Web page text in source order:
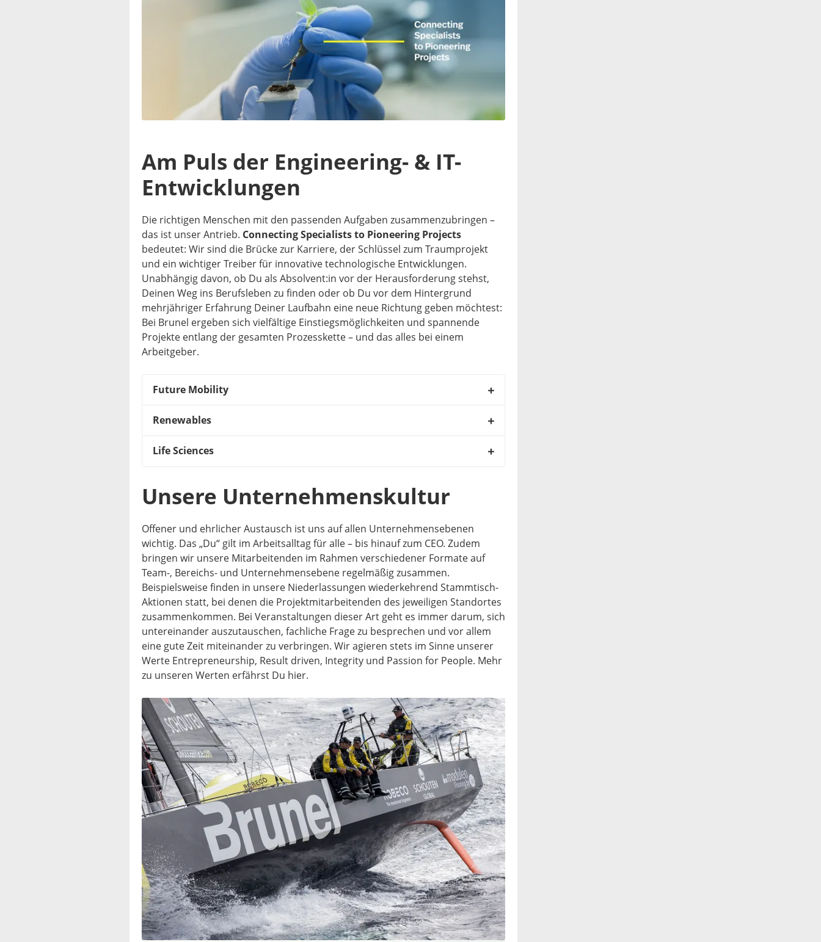
Am Puls der Engineering- & IT-
Entwicklungen
Die richtigen Menschen mit den passenden Aufgaben zusammenzubringen –
das ist unser Antrieb. Connecting Specialists to Pioneering Projects
bedeutet: Wir sind die Brücke zur Karriere, der Schlüssel zum Traumprojekt
und ein wichtiger Treiber für innovative technologische Entwicklungen.
Unabhängig davon, ob Du als Absolvent:in vor der Herausforderung stehst,
Deinen Weg ins Berufsleben zu finden oder ob Du vor dem Hintergrund
mehrjähriger Erfahrung Deiner Laufbahn eine neue Richtung geben möchtest:
Bei Brunel ergeben sich vielfältige Einstiegsmöglichkeiten und spannende
Projekte entlang der gesamten Prozesskette – und das alles bei einem
Arbeitgeber.
Future Mobility
Renewables
Life Sciences
Unsere Unternehmenskultur
Offener und ehrlicher Austausch ist uns auf allen Unternehmensebenen
wichtig. Das „Du“ gilt im Arbeitsalltag für alle – bis hinauf zum CEO. Zudem
bringen wir unsere Mitarbeitenden im Rahmen verschiedener Formate auf
Team-, Bereichs- und Unternehmensebene regelmäßig zusammen.
Beispielsweise finden in unsere Niederlassungen wiederkehrend Stammtisch-
Aktionen statt, bei denen die Projektmitarbeitenden des jeweiligen Standortes
zusammenkommen. Bei Veranstaltungen dieser Art geht es immer darum, sich
untereinander auszutauschen, fachliche Frage zu besprechen und vor allem
eine gute Zeit miteinander zu verbringen. Wir agieren stets im Sinne unserer
Werte Entrepreneurship, Result driven, Integrity und Passion for People. Mehr
zu unseren Werten erfährst Du hier.